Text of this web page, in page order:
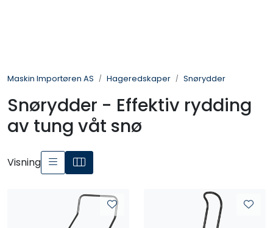
Maskin Importøren AS Hageredskaper Snørydder
Snørydder - Effektiv rydding
av tung våt snø
Visning
Sprøyter
Vei og Anleggsmaskiner
Hageredskaper
ATV & Plentraktorutstyr